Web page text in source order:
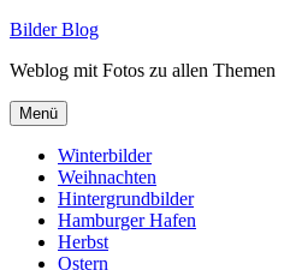
Zum
springen
Bilder Blog
Weblog mit Fotos zu allen Themen
Menü
Winterbilder
Weihnachten
Hintergrundbilder
Hamburger Hafen
Herbst
Ostern